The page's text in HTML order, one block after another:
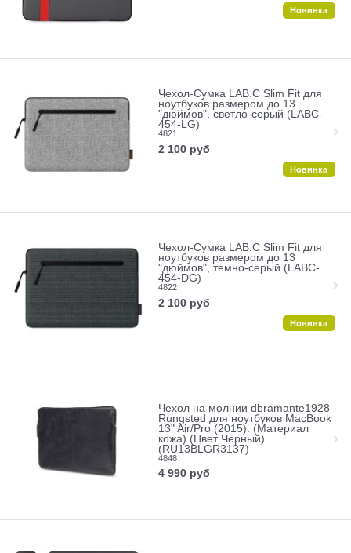
Новинка
Чехол-Сумка LAB.C Slim Fit для
ноутбуков размером до 13
"дюймов", светло-серый (LABC-
454-LG)
4821
2 100 руб
Новинка
Чехол-Сумка LAB.C Slim Fit для
ноутбуков размером до 13
"дюймов", темно-серый (LABC-
454-DG)
4822
2 100 руб
Новинка
Чехол на молнии dbramante1928
Rungsted для ноутбуков MacBook
13" Air/Pro (2015). (Материал
кожа) (Цвет Черный)
(RU13BLGR3137)
4848
4 990 руб